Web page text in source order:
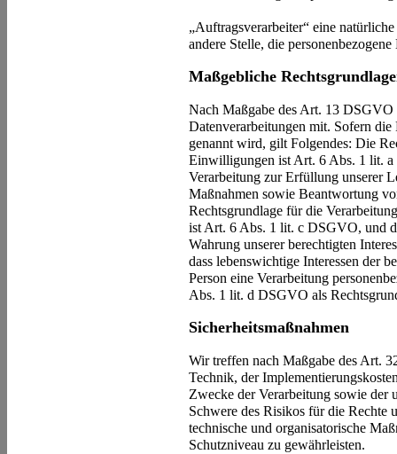
„Auftragsverarbeiter“ eine
andere Stelle, die
Maßgebliche
Nach Maßgabe des Art. 13
Datenverarbeitungen mit. Sofern
genannt wird, gilt Folgendes: Die
Einwilligungen ist Art. 6 Abs. 1 lit.
Verarbeitung zur Erfüllung unserer
Maßnahmen sowie Beantwortung
Rechtsgrundlage für die
ist Art. 6 Abs. 1 lit. c DSGVO, und
Wahrung unserer berechtigten
dass lebenswichtige Interessen der
Person eine Verarbeitung
Abs. 1 lit. d DSGVO als
Sicherheitsmaßnahmen
Wir treffen nach Maßgabe des Art.
Technik, der
Zwecke der Verarbeitung sowie der
Schwere des Risikos für die Rechte
technische und organisatorische
Schutzniveau zu gewährleisten.